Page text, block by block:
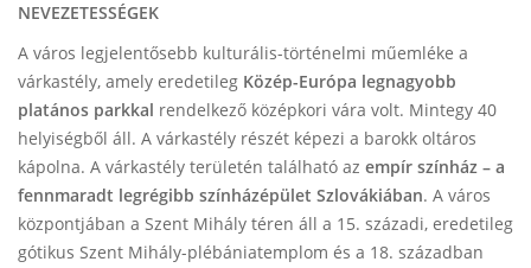
NEVEZETESSÉGEK
A város legjelentősebb kulturális-történelmi műemléke a
várkastély, amely eredetileg Közép-Európa legnagyobb
platános parkkal rendelkező középkori vára volt. Mintegy 40
helyiségből áll. A várkastély részét képezi a barokk oltáros
kápolna. A várkastély területén található az empír színház – a
fennmaradt legrégibb színházépület Szlovákiában. A város
központjában a Szent Mihály téren áll a 15. századi, eredetileg
gótikus Szent Mihály-plébániatemplom és a 18. században